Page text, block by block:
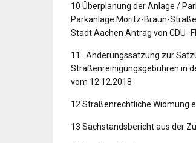
10 Überplanung der Anlage /
Parkanlage Moritz-Braun-
Stadt Aachen Antrag von CDU-
11 . Änderungssatzung zur
Straßenreinigungsgebühren in
vom 12.12.2018
12 Straßenrechtliche Widmung
13 Sachstandsbericht aus der